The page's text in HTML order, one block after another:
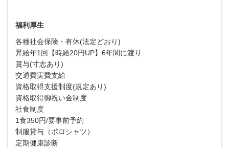
福利厚生
各種社会保険・有休(法定どおり)
昇給年1回【時給20円UP】6年間に渡り
賞与(寸志あり)
交通費実費支給
資格取得支援制度(規定あり)
資格取得御祝い金制度
社食制度
1食350円/要事前予約
制服貸与（ポロシャツ）
定期健康診断